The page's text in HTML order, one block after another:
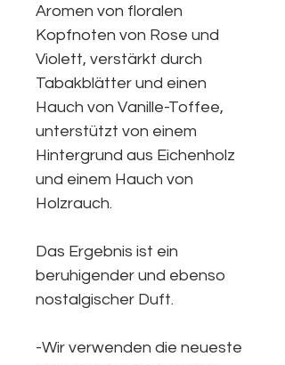
Aromen von floralen
Kopfnoten von Rose und
Violett, verstärkt durch
Tabakblätter und einen
Hauch von Vanille-Toffee,
unterstützt von einem
Hintergrund aus Eichenholz
und einem Hauch von
Holzrauch.
Das Ergebnis ist ein
beruhigender und ebenso
nostalgischer Duft.
-Wir verwenden die neueste